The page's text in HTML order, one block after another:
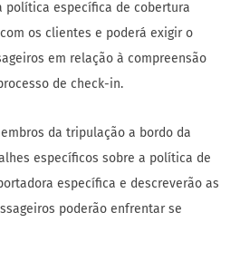
específica de cobertura
os clientes e poderá exigir o
em relação à compreensão
de check-in.
da tripulação a bordo da
específicos sobre a política de
específica e descreverão as
poderão enfrentar se